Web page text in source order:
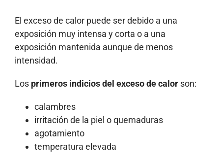
El exceso de calor puede ser debido a una
exposición muy intensa y corta o a una
exposición mantenida aunque de menos
intensidad.
Los primeros indicios del exceso de calor son:
calambres
irritación de la piel o quemaduras
agotamiento
temperatura elevada